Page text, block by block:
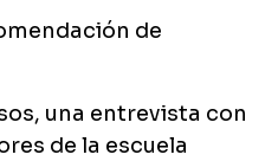
de
una entrevista con
de la escuela